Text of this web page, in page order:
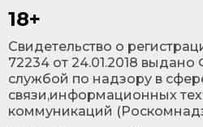
18+
Cвидетельство о
72234 от 24.01.2018
службой по надзору в
связи,информационных
коммуникаций